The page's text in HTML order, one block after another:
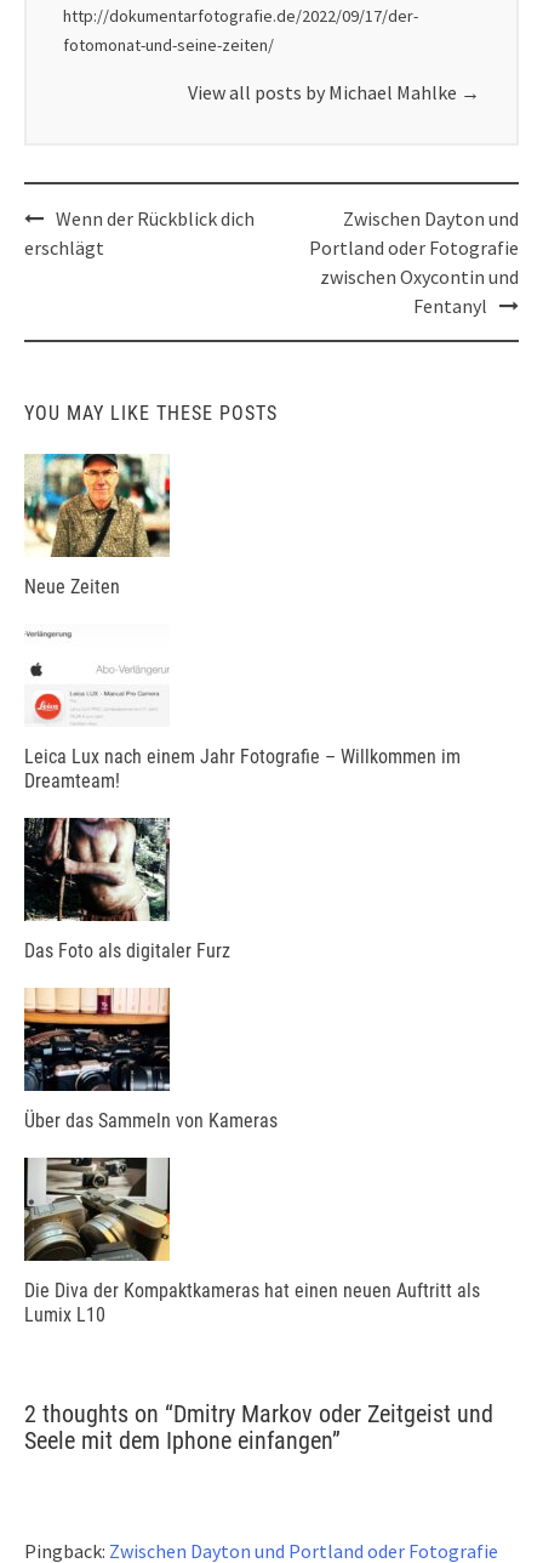
http://dokumentarfotografie.de/2022/09/17/der-
fotomonat-und-seine-zeiten/
View all posts by Michael Mahlke →
Post
navigation
Wenn der Rückblick dich
erschlägt
Zwischen Dayton und
Portland oder Fotografie
zwischen Oxycontin und
Fentanyl
YOU MAY LIKE THESE POSTS
Neue Zeiten
Leica Lux nach einem Jahr Fotografie – Willkommen im
Dreamteam!
Das Foto als digitaler Furz
Über das Sammeln von Kameras
Die Diva der Kompaktkameras hat einen neuen Auftritt als
Lumix L10
2 thoughts on “Dmitry Markov oder Zeitgeist und
Seele mit dem Iphone einfangen”
Pingback: Zwischen Dayton und Portland oder Fotografie